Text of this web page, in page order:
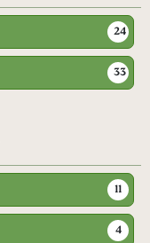
24
33
11
4